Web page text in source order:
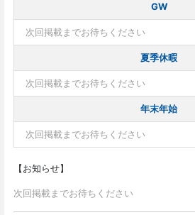
GW
次回掲載までお待ちください
夏季休暇
次回掲載までお待ちください
年末年始
次回掲載までお待ちください
【お知らせ】
次回掲載までお待ちください